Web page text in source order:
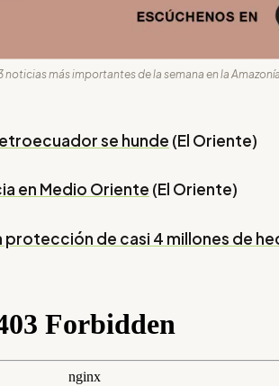
más importantes de la semana en la
se hunde (El Oriente)
en Medio Oriente (El Oriente)
de casi 4 millones de